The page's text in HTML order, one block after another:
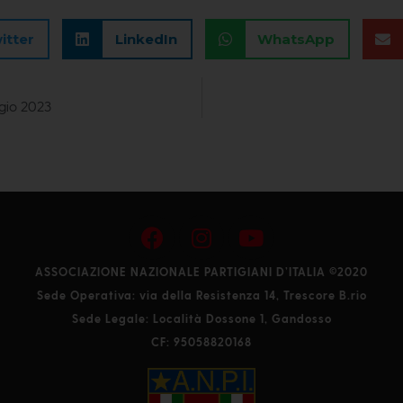
LinkedIn WhatsApp
2023
ASSOCIAZIONE NAZIONALE PARTIGIANI D’ITALIA ©2020
Sede Operativa: via della Resistenza 14, Trescore B.rio
Sede Legale: Località Dossone 1, Gandosso
CF: 95058820168